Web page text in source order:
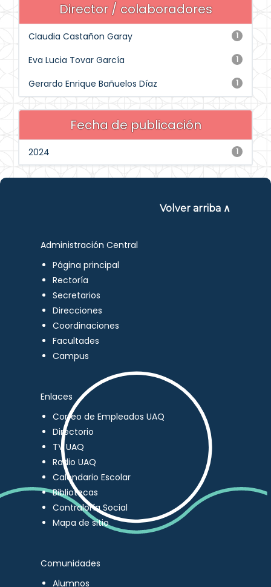
Director / colaboradores
1
Claudia Castañon Garay
1
Eva Lucia Tovar García
1
Gerardo Enrique Bañuelos Díaz
Fecha de publicación
1
2024
Volver arriba ∧
Administración Central
Página principal
Rectoría
Secretarios
Direcciones
Coordinaciones
Facultades
Campus
Enlaces
Correo de Empleados UAQ
Directorio
TV UAQ
Radio UAQ
Calendario Escolar
Bibliotecas
Contraloría Social
Mapa de sitio
Comunidades
Alumnos